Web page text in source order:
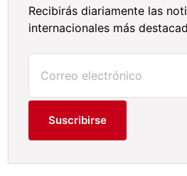
Recibirás diariamente las
internacionales más
Suscribirse